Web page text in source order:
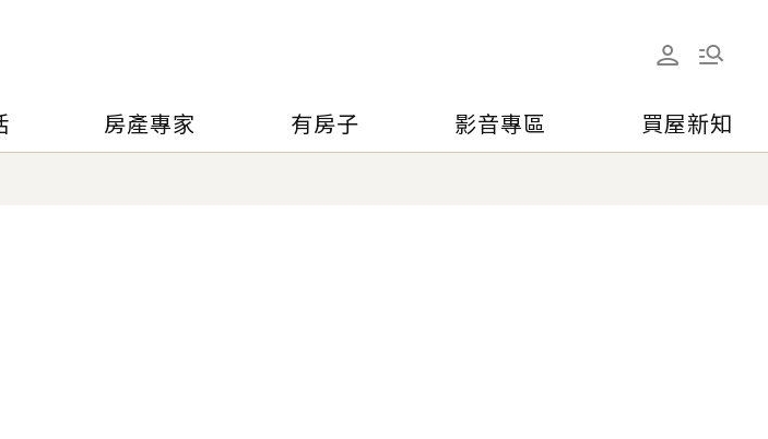
房產專家 有房子 影音專區 買屋新知